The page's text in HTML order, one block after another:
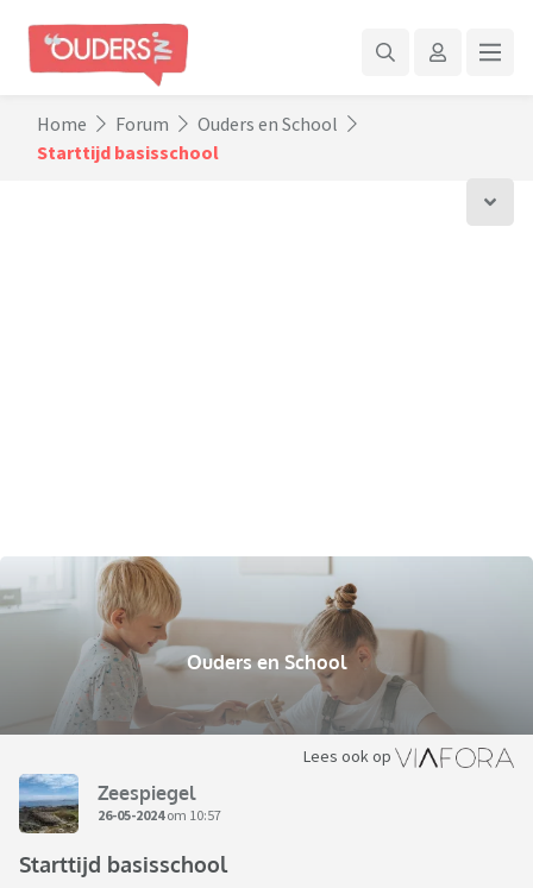
Home Forum
Ouders en School
Starttijd basisschool
Ouders en School
Lees ook op
Zeespiegel
26-05-2024om 10:57
Starttijd basisschool